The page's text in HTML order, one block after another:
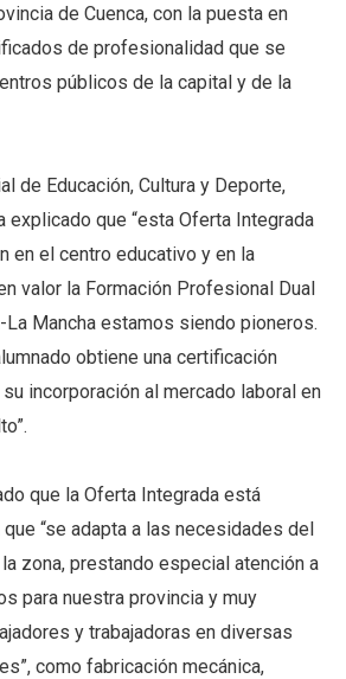
de Cuenca, con la puesta en
de profesionalidad que se
públicos de la capital y de la
de Educación, Cultura y Deporte,
explicado que “esta Oferta Integrada
en el centro educativo y en la
valor la Formación Profesional Dual
Mancha estamos siendo pioneros.
obtiene una certificación
incorporación al mercado laboral en
que la Oferta Integrada está
“se adapta a las necesidades del
zona, prestando especial atención a
para nuestra provincia y muy
y trabajadoras en diversas
como fabricación mecánica,